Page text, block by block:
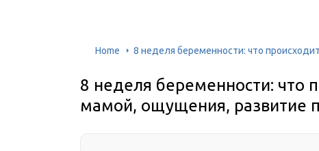
Home 8 неделя беременности: что
8 неделя беременности: что
мамой, ощущения, развитие